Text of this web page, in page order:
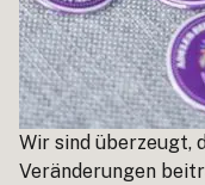
Wir sind überzeugt,
Veränderungen